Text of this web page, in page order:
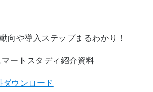
向や導入ステップまるわかり！
ートスタディ紹介資料
ダウンロード